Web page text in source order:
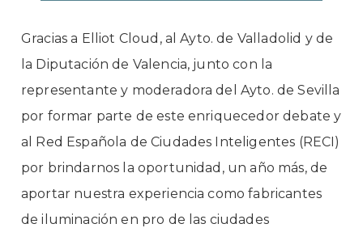
Gracias a Elliot Cloud , al Ayto. de Valladolid y de
la Diputación de Valencia, junto con la
representante y moderadora del Ayto. de Sevilla
por formar parte de este enriquecedor debate y
al Red Española de Ciudades Inteligentes (RECI)
por brindarnos la oportunidad, un año más, de
aportar nuestra experiencia como fabricantes
de iluminación en pro de las ciudades